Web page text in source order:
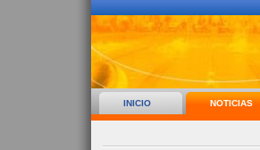
INICIO NOTICIAS